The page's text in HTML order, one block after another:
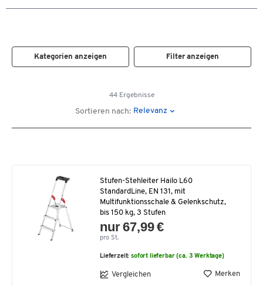
Kategorien anzeigen Filter anzeigen
44 Ergebnisse
Sortieren nach: Relevanz
Stufen-Stehleiter Hailo L60
StandardLine, EN 131, mit
Multifunktionsschale & Gelenkschutz,
bis 150 kg, 3 Stufen
nur 67,99 €
pro St.
Lieferzeit:sofort lieferbar (ca. 3 Werktage)
Vergleichen Merken